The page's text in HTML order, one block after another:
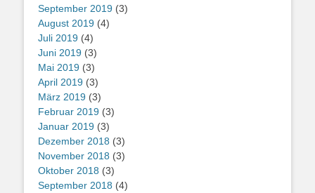
September 2019 (3)
August 2019 (4)
Juli 2019 (4)
Juni 2019 (3)
Mai 2019 (3)
April 2019 (3)
März 2019 (3)
Februar 2019 (3)
Januar 2019 (3)
Dezember 2018 (3)
November 2018 (3)
Oktober 2018 (3)
September 2018 (4)